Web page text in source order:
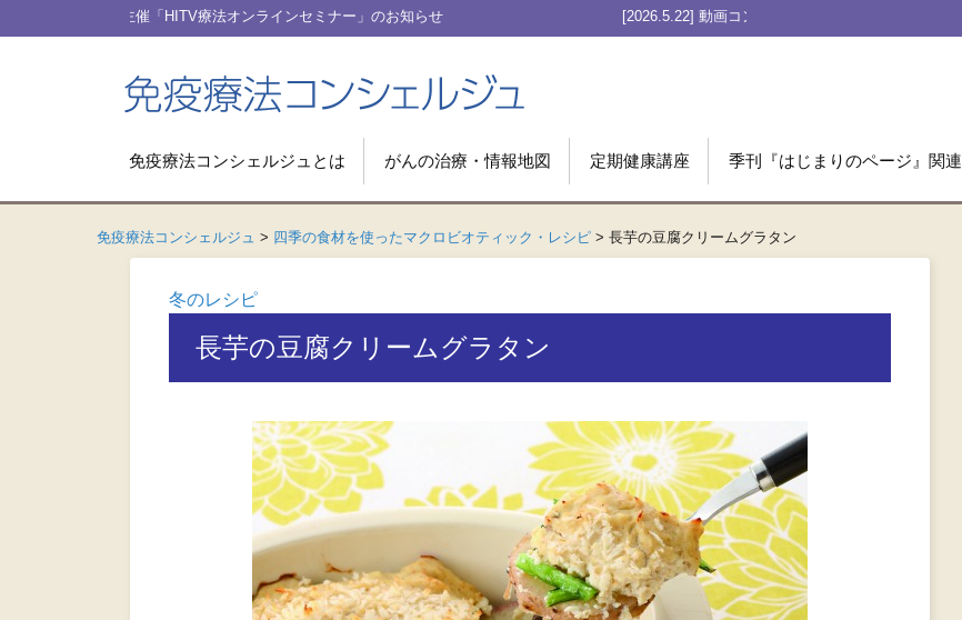
[2026.5.22] 動画コンテンツ「私が受けたHITV療法」Case 003をアップ
免疫療法コンシェルジュとは がんの治療・情報地図 定期健康講座 季刊『はじまりのページ』関連
免疫療法コンシェルジュ > 四季の食材を使ったマクロビオティック・レシピ > 長芋の豆腐クリームグラタン
冬のレシピ
長芋の豆腐クリームグラタン